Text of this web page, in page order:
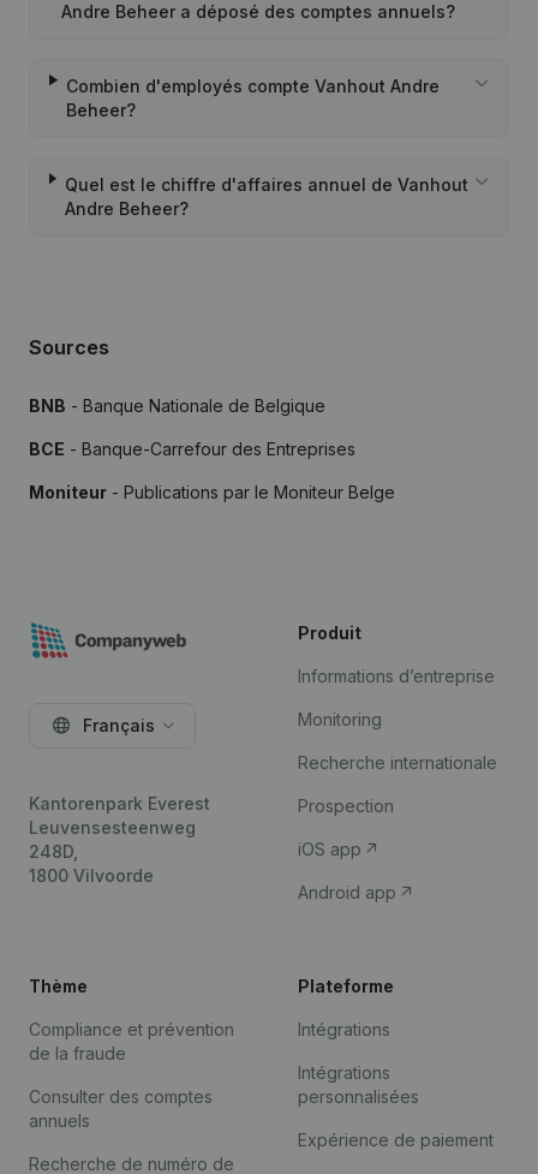
Andre Beheer a déposé des comptes annuels?
Combien d'employés compte Vanhout Andre
Beheer?
Quel est le chiffre d'affaires annuel de Vanhout
Andre Beheer?
Sources
BNB - Banque Nationale de Belgique
BCE - Banque-Carrefour des Entreprises
Moniteur - Publications par le Moniteur Belge
Français
Kantorenpark Everest
Leuvensesteenweg
248D,
1800 Vilvoorde
Produit
Informations d’entreprise
Monitoring
Recherche internationale
Prospection
iOS app
Android app
Thème
Compliance et prévention
de la fraude
Consulter des comptes
annuels
Recherche de numéro de
Plateforme
Intégrations
Intégrations
personnalisées
Expérience de paiement